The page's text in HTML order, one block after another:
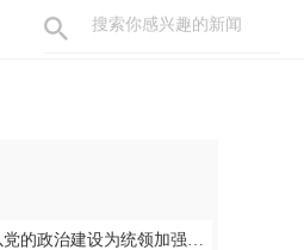
治建设为统领加强党的各方面建设